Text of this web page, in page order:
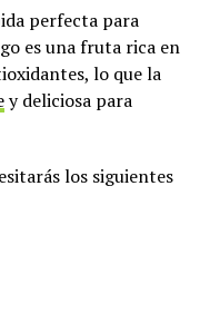
perfecta para
es una fruta rica en
lo que la
y deliciosa para
los siguientes